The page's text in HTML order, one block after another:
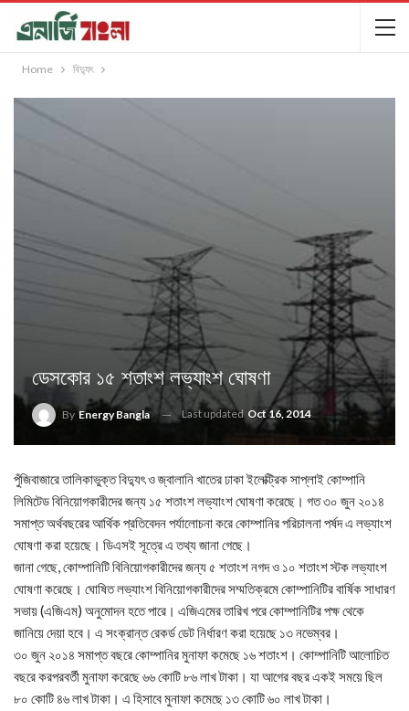
Home বিদ্যুৎ
ডেসকোর ১৫ শতাংশ লভ্যাংশ ঘোষণা
By Energy Bangla Last updated Oct 16, 2014
পুঁজিবাজারে তালিকাভুক্ত বিদ্যুৎ ও জ্বালানি খাতের ঢাকা ইলেক্ট্রিক সাপ্লাই কোম্পানি
লিমিটেড বিনিয়োগকারীদের জন্য ১৫ শতাংশ লভ্যাংশ ঘোষণা করেছে। গত ৩০ জুন ২০১৪
সমাপ্ত অর্থবছরের আর্থিক প্রতিবেদন পর্যালোচনা করে কোম্পানির পরিচালনা পর্ষদ এ লভ্যাংশ
ঘোষণা করা হয়েছে। ডিএসই সূত্রে এ তথ্য জানা গেছে।
জানা গেছে, কোম্পানিটি বিনিয়োগকারীদের জন্য ৫ শতাংশ নগদ ও ১০ শতাংশ স্টক লভ্যাংশ
ঘোষণা করেছে। ঘোষিত লভ্যাংশ বিনিয়োগকারীদের সম্মতিক্রমে কোম্পানিটির বার্ষিক সাধারণ
সভায় (এজিএম) অনুমোদন হতে পারে। এজিএমের তারিখ পরে কোম্পানিটির পক্ষ থেকে
জানিয়ে দেয়া হবে। এ সংক্রান্ত রেকর্ড ডেট নির্ধারণ করা হয়েছে ১৩ নভেম্বর।
৩০ জুন ২০১৪ সমাপ্ত বছরে কোম্পানির মুনাফা কমেছে ১৬ শতাংশ। কোম্পানিটি আলোচিত
বছরে করপরবর্তী মুনাফা করেছে ৬৬ কোটি ৮৬ লাখ টাকা। যা আগের বছর একই সময়ে ছিল
৮০ কোটি ৪৬ লাখ টাকা। এ হিসাবে মুনাফা কমেছে ১৩ কোটি ৬০ লাখ টাকা।